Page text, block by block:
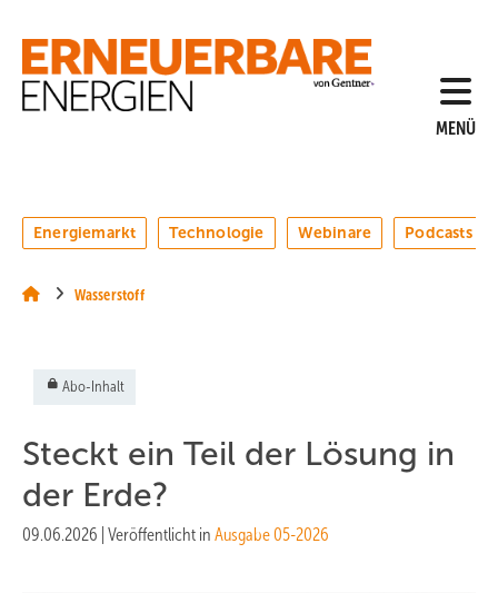
Hauptinhalt
Hauptmenü
SiteSearch
MENÜ
Energiemarkt Technologie Webinare Podcasts
Wasserstoff
Abo-Inhalt
Steckt ein Teil der Lösung in
der Erde?
09.06.2026 Veröffentlicht in Ausgabe 05-2026